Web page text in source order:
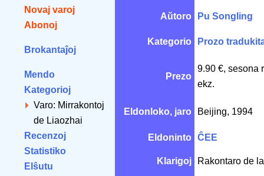
Novaj varoj
Abonoj
Brokantaĵoj
Mendo
Kategorioj
Varo: Mirrakontoj
de Liaozhai
Recenzoj
Statistiko
Elŝutu
Aŭtoro Pu Songling
Kategorio Prozo
Prezo
9.90 €, sesona
ekz.
Eldonloko, jaro Beijing, 1994
Eldoninto ĈEE
Klarigoj Rakontaro de